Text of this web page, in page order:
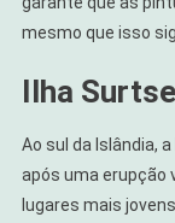
mesmo que isso
Ilha
Ao sul da Islândia,
após uma erupção
lugares mais